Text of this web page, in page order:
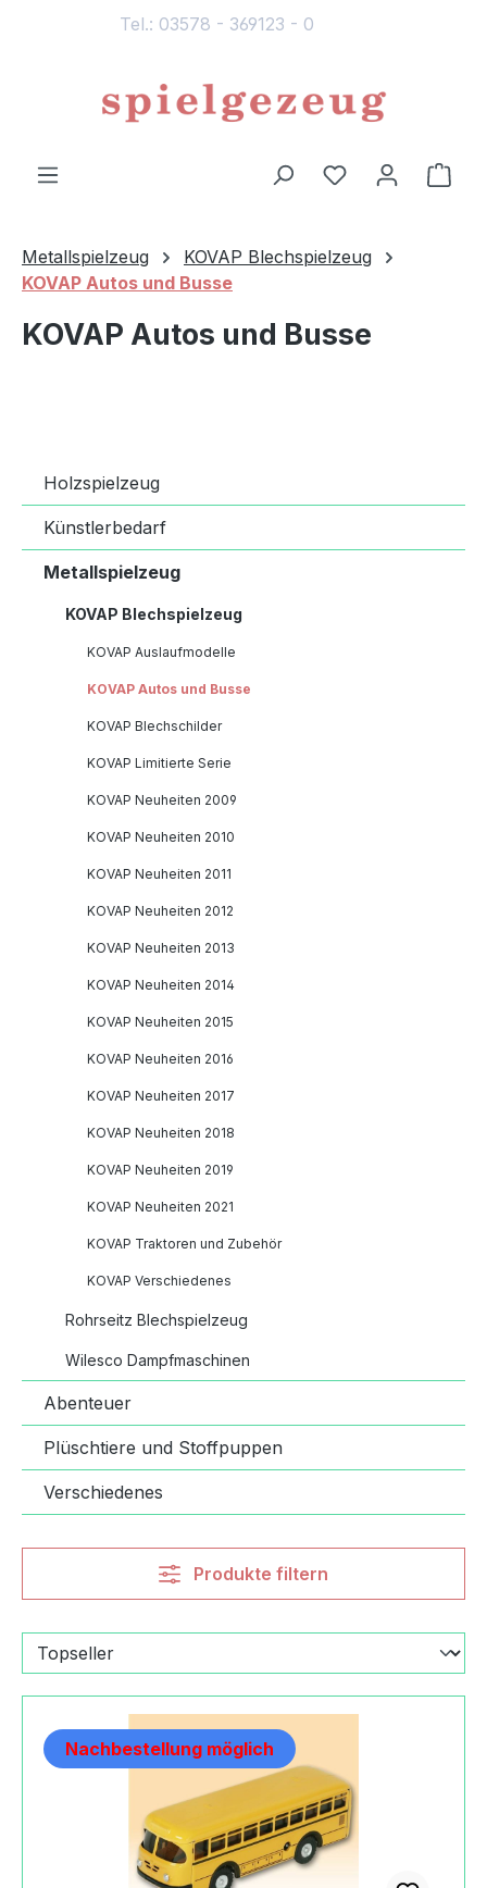
Tel.: 03578 - 369123 - 0
Du hast 0
Metallspielzeug
KOVAP Blechspielzeug
KOVAP Autos und Busse
KOVAP Autos und Busse
Holzspielzeug
Künstlerbedarf
Metallspielzeug
KOVAP Blechspielzeug
KOVAP Auslaufmodelle
KOVAP Autos und Busse
KOVAP Blechschilder
KOVAP Limitierte Serie
KOVAP Neuheiten 2009
KOVAP Neuheiten 2010
KOVAP Neuheiten 2011
KOVAP Neuheiten 2012
KOVAP Neuheiten 2013
KOVAP Neuheiten 2014
KOVAP Neuheiten 2015
KOVAP Neuheiten 2016
KOVAP Neuheiten 2017
KOVAP Neuheiten 2018
KOVAP Neuheiten 2019
KOVAP Neuheiten 2021
KOVAP Traktoren und Zubehör
KOVAP Verschiedenes
Rohrseitz Blechspielzeug
Wilesco Dampfmaschinen
Abenteuer
Plüschtiere und Stoffpuppen
Verschiedenes
Produkte filtern
Nachbestellung möglich